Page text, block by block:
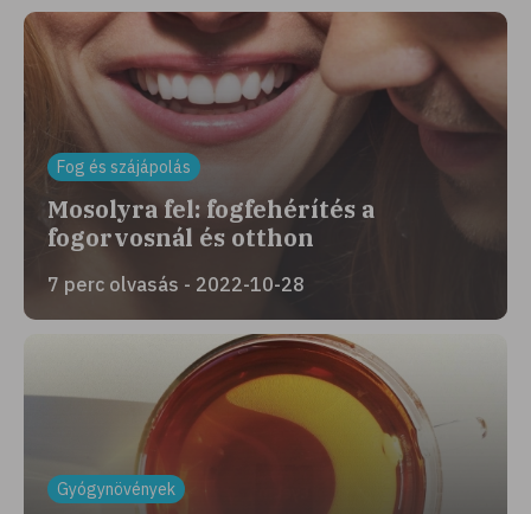
Fog és szájápolás
Mosolyra fel: fogfehérítés a
fogorvosnál és otthon
7 perc olvasás - 2022-10-28
Gyógynövények